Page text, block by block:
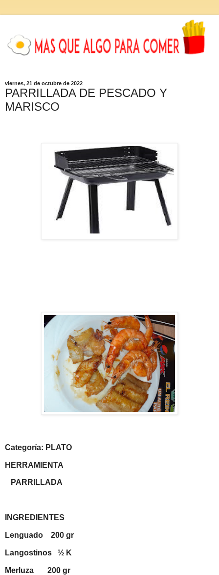
viernes, 21 de octubre de 2022
PARRILLADA DE PESCADO Y
MARISCO
Categoría: PLATO
HERRAMIENTA
PARRILLADA
INGREDIENTES
Lenguado 200 gr
Langostinos ½ K
Merluza 200 gr